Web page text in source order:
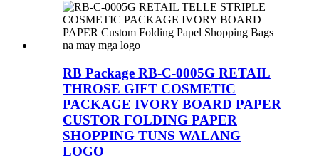
RB Package RB-C-0005G RETAIL
THROSE GIFT COSMETIC
PACKAGE IVORY BOARD PAPER
CUSTOR FOLDING PAPER
SHOPPING TUNS WALANG
LOGO